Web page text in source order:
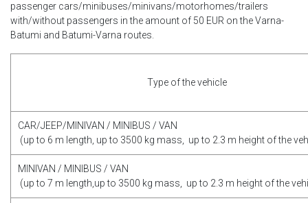
passenger cars/minibuses/minivans/motorhomes/trailers
with/without passengers in the amount of 50 EUR on the Varna-
Batumi and Batumi-Varna routes.
Type of the vehicle
CAR/JEEP/MINIVAN / MINIBUS / VAN
(up to 6 m length, up to 3500 kg mass, up to 2.3 m height of the
MINIVAN / MINIBUS / VAN
(up to 7 m length,up to 3500 kg mass, up to 2.3 m height of the